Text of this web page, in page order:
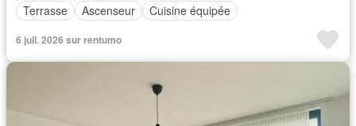
Terrasse
Ascenseur Cuisine équipée
6 juil. 2026 sur rentumo